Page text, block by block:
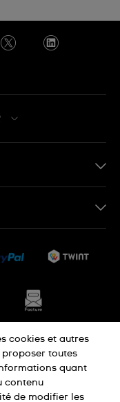
cookies
cookies et autres
toutes
quant
contenu
de modifier les